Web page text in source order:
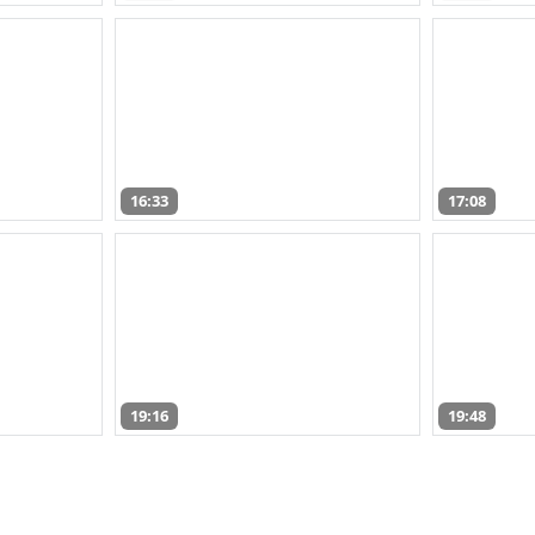
16:33 17:08
19:16 19:48